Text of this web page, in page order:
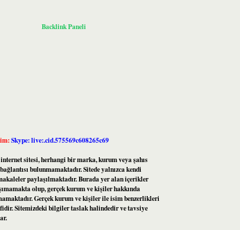
Skype: live:.cid.575569c608265c69
sitesi, herhangi bir marka, kurum veya şahıs
bulunmamaktadır. Sitede yalnızca kendi
paylaşılmaktadır. Burada yer alan içerikler
olup, gerçek kurum ve kişiler hakkında
Gerçek kurum ve kişiler ile isim benzerlikleri
Sitemizdeki bilgiler taslak halindedir ve tavsiye